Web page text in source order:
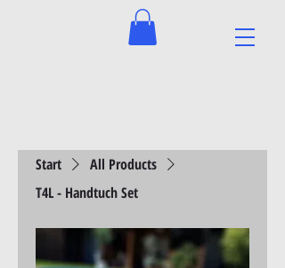
Start
All Products
T4L - Handtuch Set